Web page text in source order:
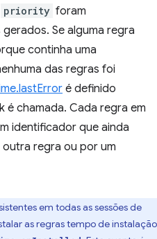
priority foram
Se alguma regra
continha uma
das regras foi
é definido
é chamada. Cada regra em
identificador que ainda
regra ou por um
em todas as sessões de
as regras tempo de instalação